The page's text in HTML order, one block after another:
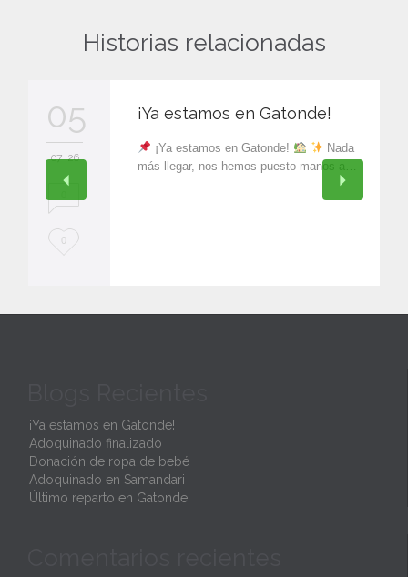
Historias relacionadas
05
07 '26
L0
¡Ya estamos en Gatonde!
¡Ya estamos en Gatonde!
Nada
más llegar, nos hemos puesto manos a…
¡Ya estamos en Gatonde!
Adoquinado finalizado
Donación de ropa de bebé
Adoquinado en Samandari
Último reparto en Gatonde